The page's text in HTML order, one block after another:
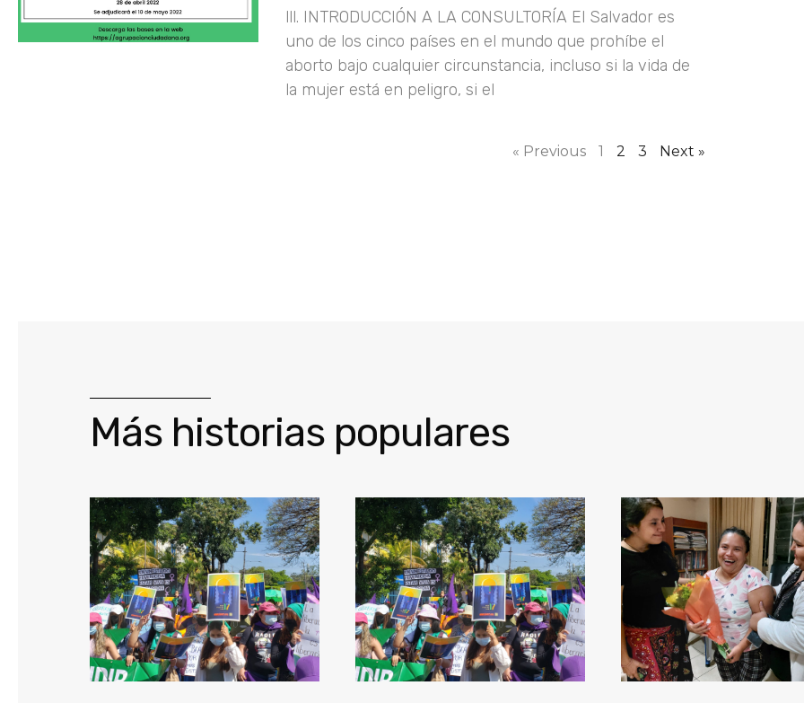
lll. INTRODUCCIÓN A LA CONSULTORÍA El Salvador es
uno de los cinco países en el mundo que prohíbe el
aborto bajo cualquier circunstancia, incluso si la vida de
la mujer está en peligro, si el
« Previous 1 2 3 Next »
Más historias populares